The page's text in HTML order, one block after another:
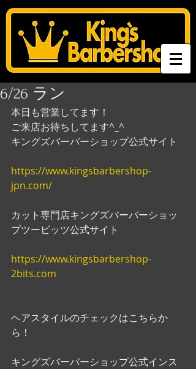
6/26 ラン
本日も営業してます！
ご来店お待ちしてます^_^
キングズバーバーショップ公式サイト
https://www.kingsbarbershop-
jpn.com/
カット専門店キングズバーバーショッ
プツービッツ公式サイト
https://www.kingsbarbershop-
2bits.com
ヘアスタイルのチェックはこちらか
ら！
キングズバーバーショップ公式インス